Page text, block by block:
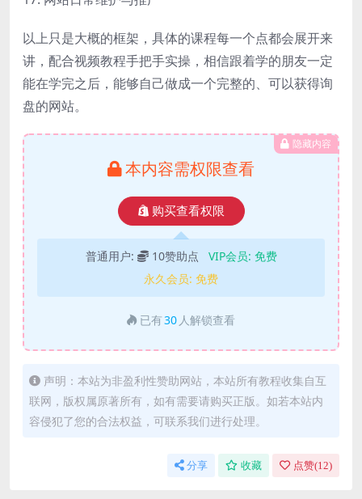
以上只是大概的框架，具体的课程每一个点都会展开来
讲，配合视频教程手把手实操，相信跟着学的朋友一定
能在学完之后，能够自己做成一个完整的、可以获得询
盘的网站。
隐藏内容
本内容需权限查看
购买查看权限
普通用户: 10赞助点 VIP会员: 免费
永久会员: 免费
已有30 人解锁查看
声明：本站为非盈利性赞助网站，本站所有教程收集自互
联网，版权属原著所有，如有需要请购买正版。如若本站内
容侵犯了您的合法权益，可联系我们进行处理。
分享 收藏 点赞(12)